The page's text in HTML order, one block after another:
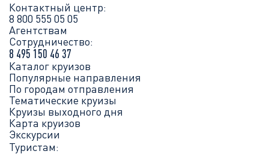
Контактный центр:
8 800 555 05 05
Агентствам
Сотрудничество:
8 495 150 46 37
Каталог круизов
Популярные направления
По городам отправления
Тематические круизы
Круизы выходного дня
Карта круизов
Экскурсии
Туристам: